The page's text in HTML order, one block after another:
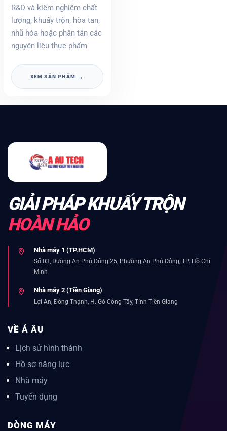
R&D và kiểm nghiệm chất
lượng, khuấy trộn, hòa tan,
nhũ hóa hoặc phân tán các
nguyên liệu thực phẩm
XEM SẢN PHẨM →
GIẢI PHÁP KHUẤY TRỘN
HOÀN HẢO
Nhà máy 1 (TP.HCM)
Số 03, Đường An Phú Đông 25, Phường An Phú Đông, TP. Hồ Chí
Minh
Nhà máy 2 (Tiền Giang)
Lợi An, Đông Thạnh, H. Gò Công Tây, Tỉnh Tiền Giang
VỀ Á ÂU
Lịch sử hình thành
Hồ sơ năng lực
Nhà máy
Tuyển dụng
DÒNG MÁY